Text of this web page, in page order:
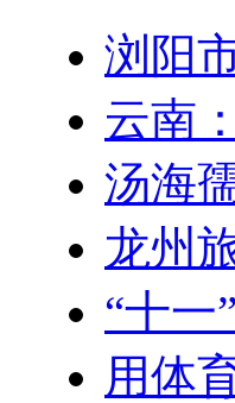
浏阳
云南
汤海
龙州
“十一
用体